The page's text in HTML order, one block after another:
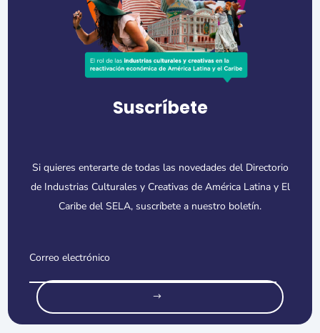
Suscríbete
Si quieres enterarte de todas las novedades del Directorio
de Industrias Culturales y Creativas de América Latina y El
Caribe del SELA, suscríbete a nuestro boletín.